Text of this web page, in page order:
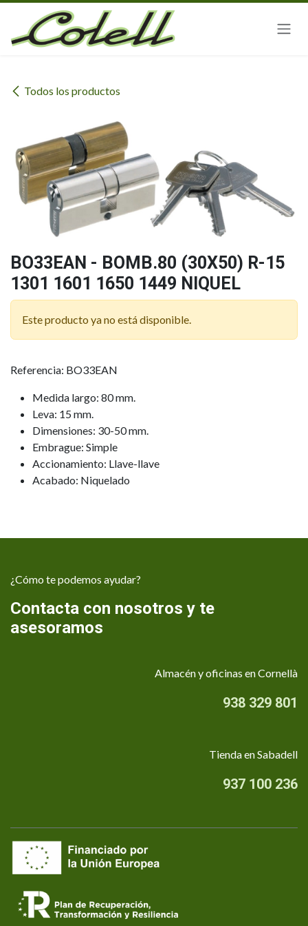
Ir al contenido
Todos los productos
BO33EAN - BOMB.80 (30X50) R-15
1301 1601 1650 1449 NIQUEL
Este producto ya no está disponible.
Referencia: BO33EAN
Medida largo: 80 mm.
Leva: 15 mm.
Dimensiones: 30-50 mm.
Embrague: Simple
Accionamiento: Llave-llave
Acabado: Niquelado
¿Cómo te podemos ayudar?
Contacta con nosotros y te
asesoramos
Almacén y oficinas en Cornellà
938 329 801
Tienda en Sabadell
937 100 236